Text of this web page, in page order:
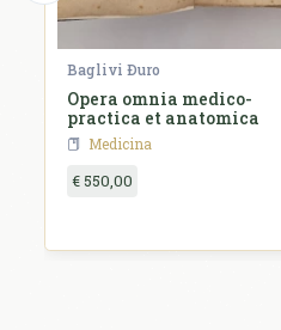
Baglivi Ðuro
Opera omnia medico-
practica et anatomica
Medicina
€ 550,00